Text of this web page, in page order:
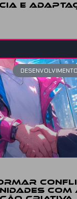
e
com